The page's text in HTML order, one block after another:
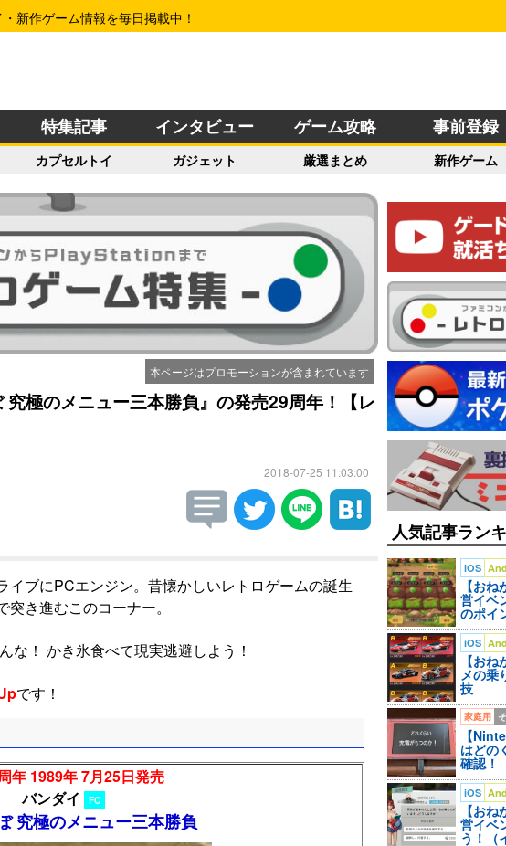
新作ゲーム情報を毎日掲載中！
特集記事 インタビュー ゲーム攻略 事前登録
カプセルトイ ガジェット 厳選まとめ 新作ゲーム
本ページはプロモーションが含まれています
極のメニュー三本勝負』の発売29周年！【レ
2018-07-25 11:03:00
イブにPCエンジン。昔懐かしいレトロゲームの誕生
き進むこのコーナー。
な！ かき氷食べて現実逃避しよう！
です！
年 1989年 7月25日発売
バンダイ
FC
究極のメニュー三本勝負
人気記事ラン
iOS
【お
営イベ
のポイ
iOS
【お
メの乗
技
家庭用
【
はどの
確認！
iOS
【お
営イベ
う！（